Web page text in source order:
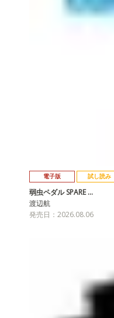
電子版 試し読み
弱虫ペダル SPARE …
渡辺航
発売日：2026.08.06